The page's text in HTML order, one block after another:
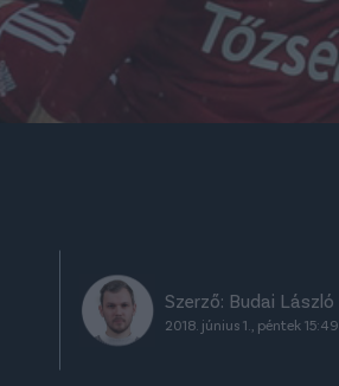
Szerző: Budai László
2018. június 1., péntek 15:49